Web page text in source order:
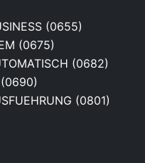
(0655)
(0675)
(0682)
(0801)